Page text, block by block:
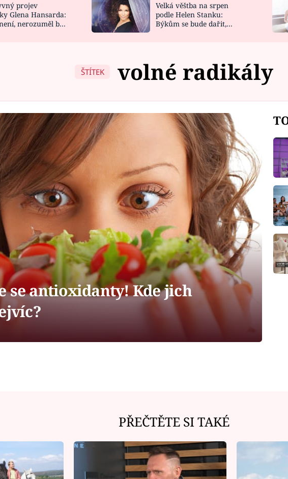
NOVINKY
VIDEORECEPTY
DESIGN
projev
Glena Hansarda:
nerozuměl by
Velká věštba na srpen
podle Helen Stanku:
Býkům se bude dařit,
ŠTÍTEK volné radikály
se antioxidanty! Kde jich
PŘEČTĚTE SI TAKÉ